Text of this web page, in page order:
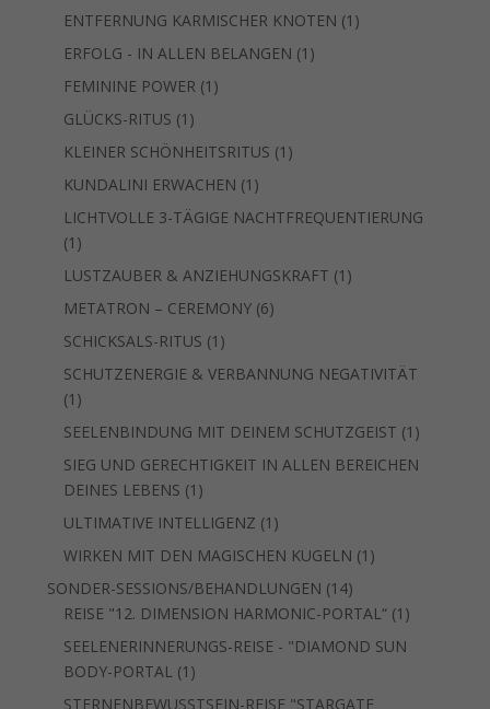
Produkte
ENTFERNUNG KARMISCHER KNOTEN 1 1
ERFOLG - IN ALLEN BELANGEN 1 1
FEMININE POWER 1 1
GLÜCKS-RITUS 1 1
Produkt
KLEINER SCHÖNHEITSRITUS 1 1
KUNDALINI ERWACHEN 1 1
Produkt
LICHTVOLLE 3-TÄGIGE NACHTFREQUENTIERUNG
1 1
Produkt
LUSTZAUBER & ANZIEHUNGSKRAFT 1 1
METATRON – CEREMONY 66
SCHICKSALS-RITUS 1 1
Produkt
SCHUTZENERGIE & VERBANNUNG NEGATIVITÄT
1 1
Produkt
SEELENBINDUNG MIT DEINEM SCHUTZGEIST 1 1
Produkt
SIEG UND GERECHTIGKEIT IN ALLEN BEREICHEN
DEINES LEBENS 1 1
Produkt
ULTIMATIVE INTELLIGENZ 1 1
Produkt
WIRKEN MIT DEN MAGISCHEN KUGELN 1 1
SONDER-SESSIONS/BEHANDLUNGEN 1414
Produkte
REISE "12. DIMENSION HARMONIC-PORTAL“ 1 1
Produkt
SEELENERINNERUNGS-REISE - "DIAMOND SUN
BODY-PORTAL 1 1
Produkt
STERNENBEWUSSTSEIN-REISE "STARGATE